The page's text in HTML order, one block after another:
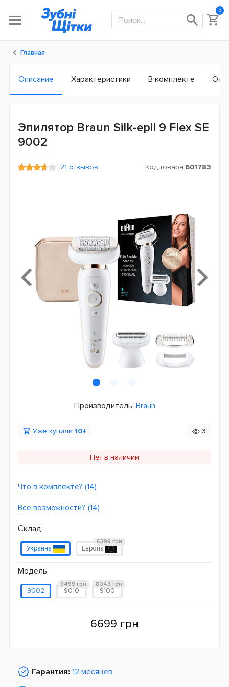
0
Главная
Описание Характеристики В комплекте
Эпилятор Braun Silk-epil 9 Flex SE
9002
21 отзывов Код товара:601783
Производитель: Braun
Уже купили 10+ 3
Нет в наличии
Что в комплекте? (14)
Все возможности? (14)
Склад:
Украина Европа
6399 грн
Модель:
9002 9010
9499 грн
9100
8049 грн
6699 грн
Гарантия: 12 месяцев